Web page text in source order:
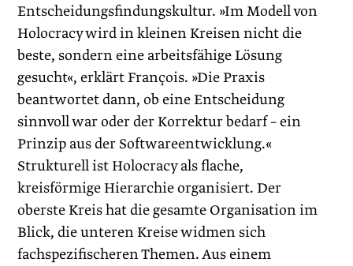
Entscheidungsfindungskultur. »Im ­Modell von
Holocracy wird in kleinen Kreisen nicht die
beste, sondern eine arbeitsfähige Lösung
gesucht«, erklärt François. »Die Praxis
beantwortet dann, ob eine Entscheidung
sinnvoll war oder der Korrektur bedarf – ein
Prinzip aus der Softwareentwicklung.«
Strukturell ist Holocracy als flache,
kreisförmige Hierarchie organisiert. Der
oberste Kreis hat die gesamte Organisation im
Blick, die unteren Kreise widmen sich
fachspezifischeren Themen. Aus einem